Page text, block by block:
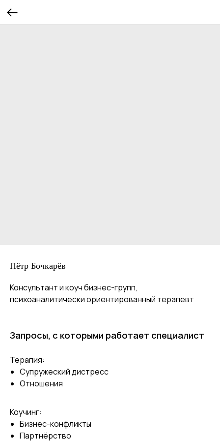
Пётр Бочкарёв
Консультант и коуч бизнес-групп,
психоаналитически ориентированный терапевт
Запросы, с которыми работает специалист
Терапия:
Супружеский дистресс
Отношения
Коучинг:
Бизнес-конфликты
Партнёрство